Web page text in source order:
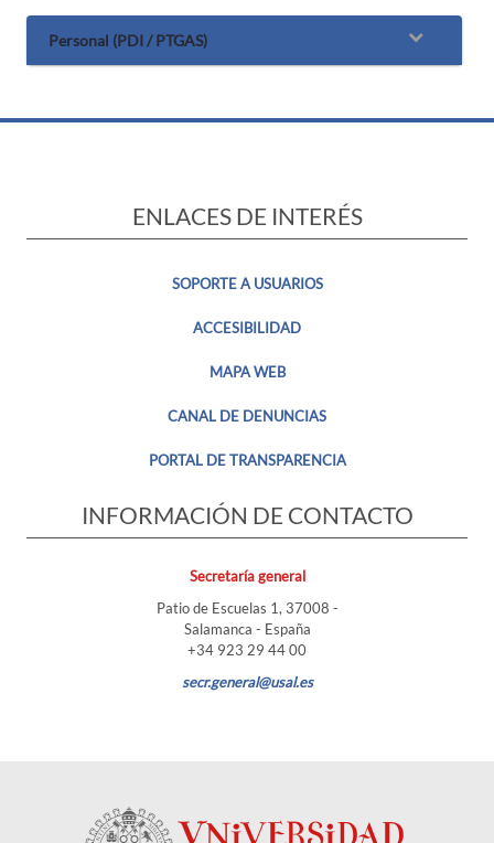
Personal (PDI / PTGAS)
ENLACES DE INTERÉS
SOPORTE A USUARIOS
ACCESIBILIDAD
MAPA WEB
CANAL DE DENUNCIAS
PORTAL DE TRANSPARENCIA
INFORMACIÓN DE CONTACTO
Secretaría general
Patio de Escuelas 1, 37008 -
Salamanca - España
+34 923 29 44 00
secr.general@usal.es